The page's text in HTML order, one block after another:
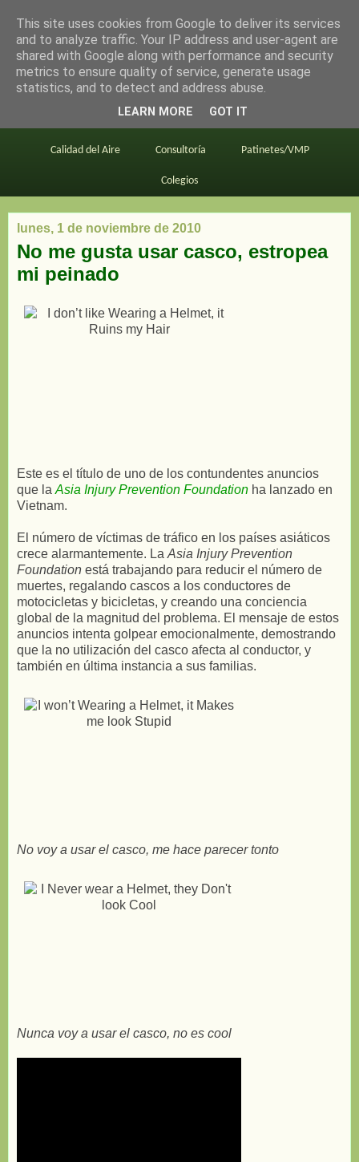
en bici por madrid
Este blog BiciMAD Primeros consejos
Calidad del Aire Consultoría Patinetes/VMP
Colegios
lunes, 1 de noviembre de 2010
No me gusta usar casco, estropea
mi peinado
Este es el título de uno de los contundentes anuncios
que la Asia Injury Prevention Foundation ha lanzado en
Vietnam.
El número de víctimas de tráfico en los países asiáticos
crece alarmantemente. La Asia Injury Prevention
Foundation está trabajando para reducir el número de
muertes, regalando cascos a los conductores de
motocicletas y bicicletas, y creando una conciencia
global de la magnitud del problema. El mensaje de estos
anuncios intenta golpear emocionalmente, demostrando
que la no utilización del casco afecta al conductor, y
también en última instancia a sus familias.
No voy a usar el casco, me hace parecer tonto
Nunca voy a usar el casco, no es cool
This site uses cookies from Google to deliver its services
and to analyze traffic. Your IP address and user-agent are
shared with Google along with performance and security
metrics to ensure quality of service, generate usage
statistics, and to detect and address abuse.
LEARN MORE GOT IT